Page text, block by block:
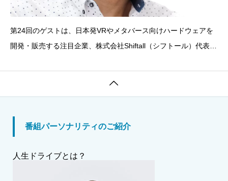
第24回のゲストは、日本発VRやメタバース向けハードウェアを
開発・販売する注目企業、株式会社Shiftall（シフトール）代表取

番組パーソナリティのご紹介
人生ドライブとは？